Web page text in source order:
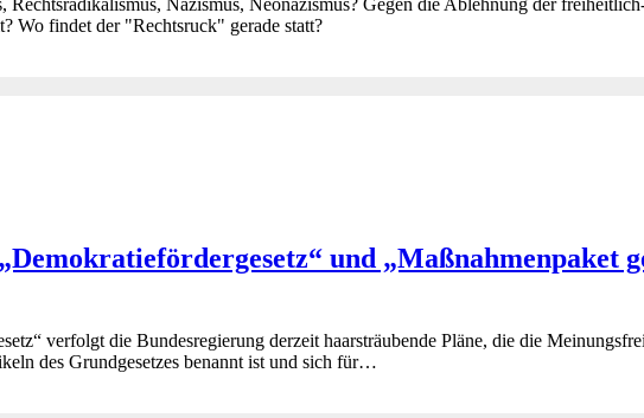
Nazismus, Neonazismus? Gegen die Ablehnung der
Wo findet der "Rechtsruck" gerade statt?
und „Maßnahmenpaket
verfolgt die Bundesregierung derzeit haarsträubende Pläne, die die
des Grundgesetzes benannt ist und sich für…